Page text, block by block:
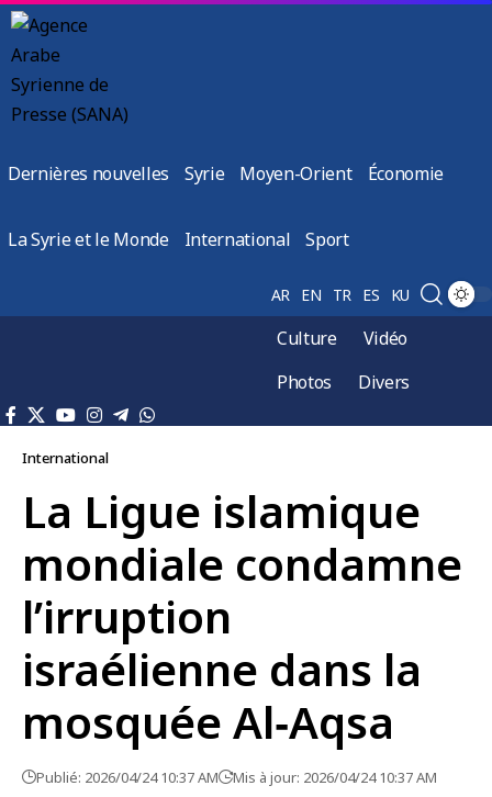
Dernières nouvelles Syrie Moyen-Orient Économie
La Syrie et le Monde International Sport
AR EN TR ES KU
Culture
Vidéo
Photos
Divers
International
La Ligue islamique
mondiale condamne
l’irruption
israélienne dans la
mosquée Al‑Aqsa
Publié: 2026/04/24 10:37 AM Mis à jour: 2026/04/24 10:37 AM